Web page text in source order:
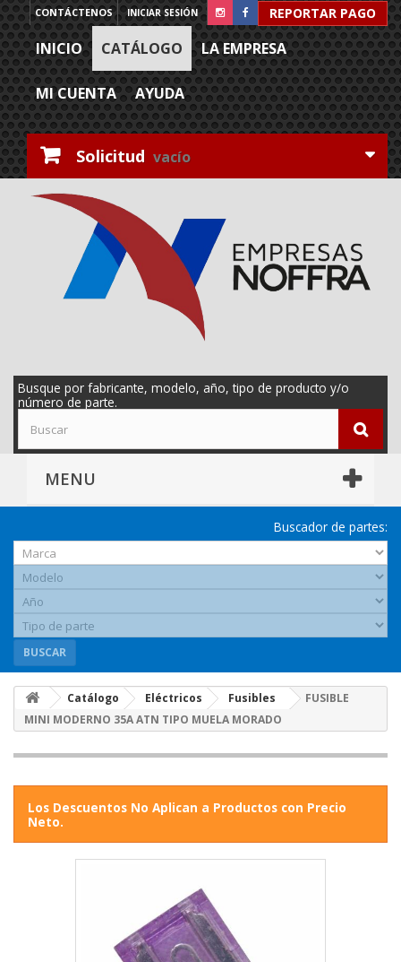
REPORTAR PAGO
INICIAR SESIÓN
CONTÁCTENOS
INICIO CATÁLOGO LA EMPRESA
MI CUENTA AYUDA
Solicitud vacío
Busque por fabricante, modelo, año, tipo de producto y/o
número de parte.
MENU
Buscador de partes:
BUSCAR
Catálogo Eléctricos Fusibles
FUSIBLE
MINI MODERNO 35A ATN TIPO MUELA MORADO
Los Descuentos No Aplican a Productos con Precio
Neto.